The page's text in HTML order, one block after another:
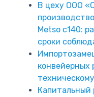
В цеху ООО
Metso c140:
сроки
конвейерных
Капитальный